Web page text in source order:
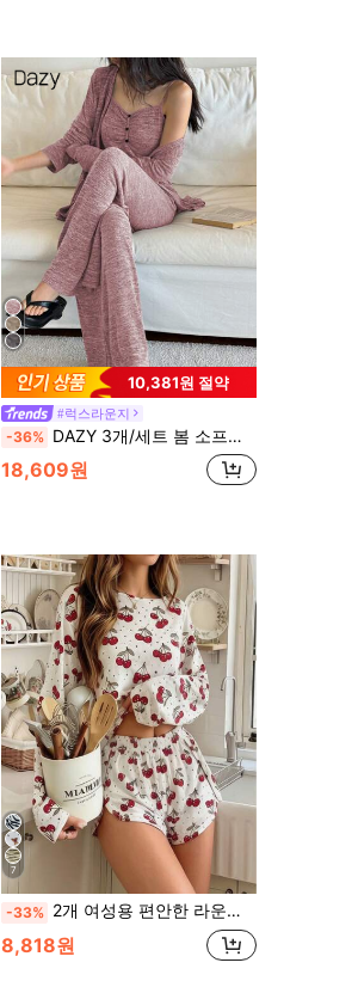
10,381원 절약
#럭스라운지
-36% DAZY 3개/세트 봄 소프트 니트 로브, 캐미솔 탑, 롱 팬츠 홈웨어 라운지 세트, 가을 겨울 의류, 아늑한 복장
18,609원
7
-33% 2개 여성용 편안한 라운드 넥 프린트 크롭 긴팔 파자마 탑 + 탄력 허리 반바지 파자마 세트
8,818원